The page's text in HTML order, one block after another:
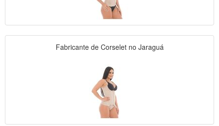
Fabricante de Corselet no Jaraguá